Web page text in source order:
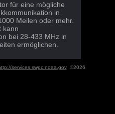
für eine mögliche
in
Meilen oder mehr.
kann
bei 28-433 MHz in
ermöglichen.
services.swpc.noaa.gov©2026